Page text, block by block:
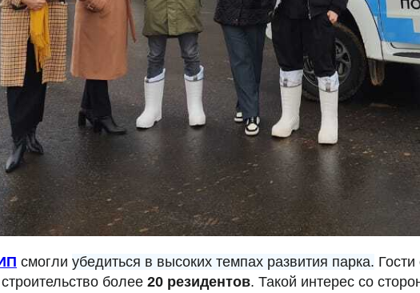
смогли убедиться в высоких темпах развития парка.
более 20 резидентов. Такой интерес со